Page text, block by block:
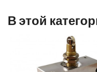
В этой